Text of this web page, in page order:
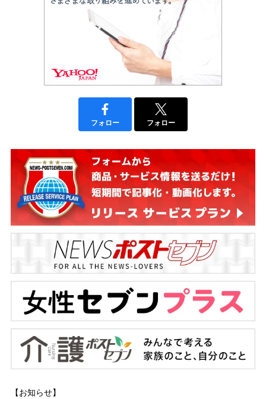
フォロー フォロー
【お知らせ】